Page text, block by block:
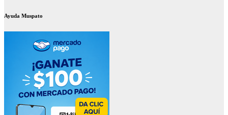
Ayuda Muspato